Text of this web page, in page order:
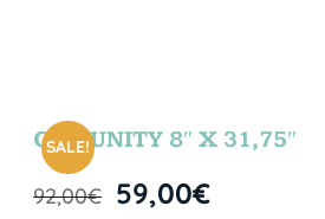
SALE!
COMUNITY 8″ X 31,75″
92,00€ 59,00€